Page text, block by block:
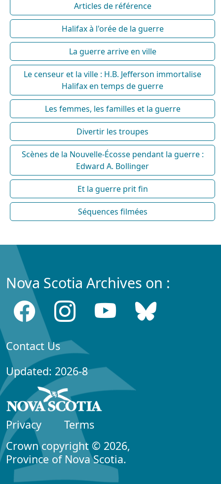
Articles de référence
Halifax à l'orée de la guerre
La guerre arrive en ville
Le censeur et la ville : H.B. Jefferson immortalise
Halifax en temps de guerre
Les femmes, les familles et la guerre
Divertir les troupes
Scènes de la Nouvelle-Écosse pendant la guerre :
Edward A. Bollinger
Et la guerre prit fin
Séquences filmées
Nova Scotia Archives on :
Contact Us
Updated: 2026-8
Privacy
Terms
Crown copyright © 2026,
Province of Nova Scotia.